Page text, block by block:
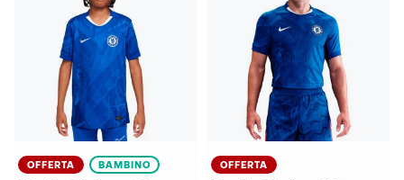
OFFERTA BAMBINO OFFERTA